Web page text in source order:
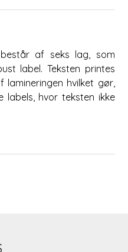
af seks lag, som
label. Teksten printes
hvilket gør,
labels, hvor teksten ikke